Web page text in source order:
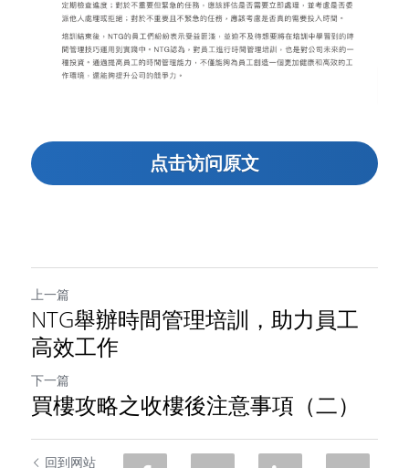
点击访问原文
上一篇
NTG舉辦時間管理培訓，助力員工
高效工作
下一篇
買樓攻略之收樓後注意事項（二）
回到网站